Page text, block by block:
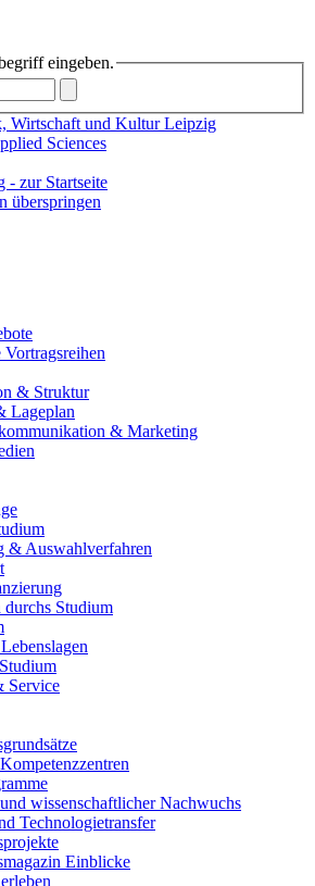
eingeben.
Wirtschaft und Kultur Leipzig
Sciences
überspringen
& Struktur
Lageplan
& Marketing
& Auswahlverfahren
Studium
Service
wissenschaftlicher Nachwuchs
Technologietransfer
Einblicke